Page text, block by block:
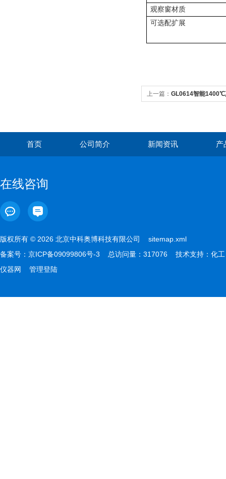
观察窗材质
可选配扩展
上一篇： GL0614智能1400℃
首页 公司简介 新闻资讯 产
在线咨询
版权所有 © 2026 北京中科奥博科技有限公司 sitemap.xml
备案号： 京ICP备09099806号-3 总访问量：317076 技术支持： 化工
仪器网
管理登陆